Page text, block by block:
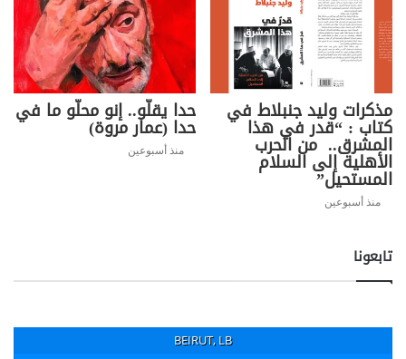
مذكرات وليد جنبلاط في
كتاب : “قدر في هذا
المشرق.. من الحرب
الأهلية إلى السلام
المستحيل”
منذ أسبوعين
حدا يقلّو.. إنو محلّو ما في
حدا (عمار مروة)
منذ أسبوعين
تابعونا
BEIRUT, LB